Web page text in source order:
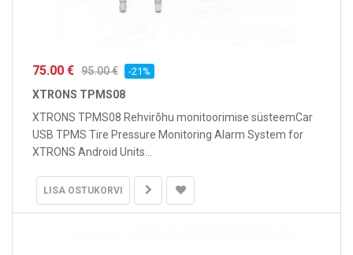
75.00 € 95.00 € -21%
XTRONS TPMS08
XTRONS TPMS08 Rehvirõhu monitoorimise süsteemCar
USB TPMS Tire Pressure Monitoring Alarm System for
XTRONS Android Units...
LISA OSTUKORVI